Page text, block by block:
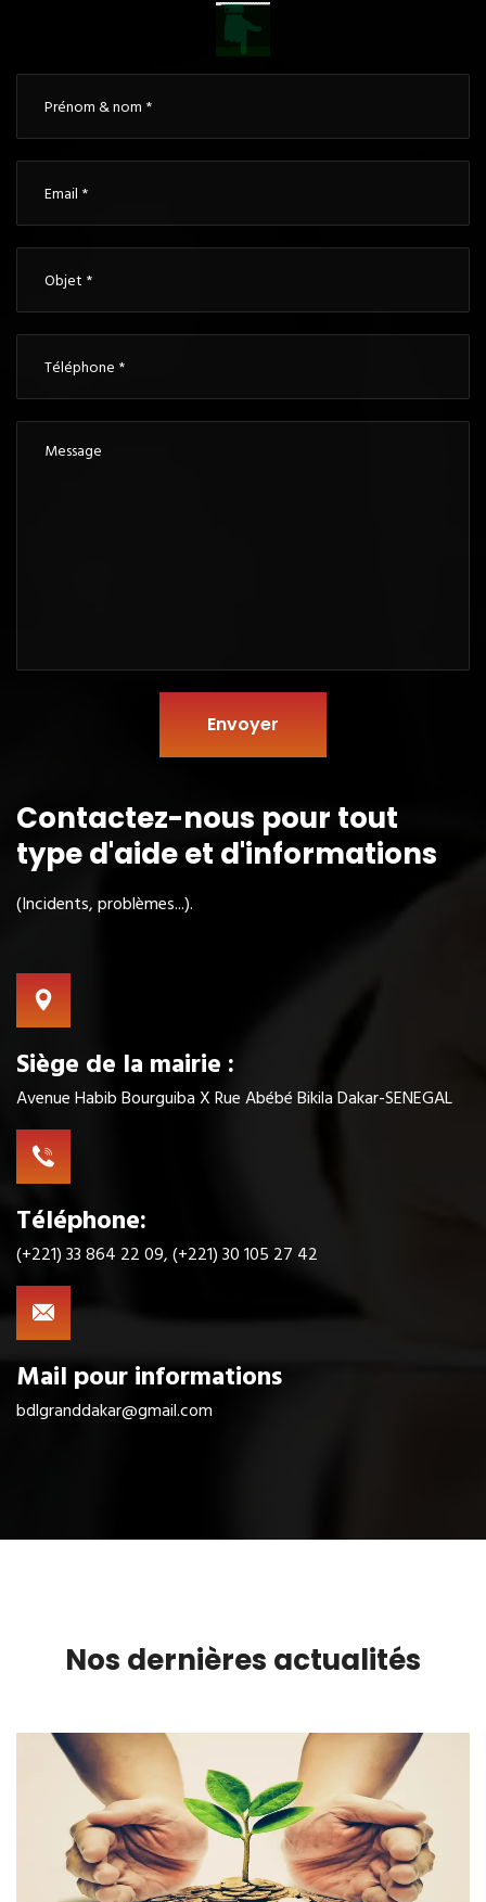
Envoyer
Contactez-nous pour tout
typed'aide et d'informations
(Incidents, problèmes...).
Siège de la mairie :
Avenue Habib Bourguiba X Rue Abébé Bikila Dakar-SENEGAL
Téléphone:
(+221) 33 864 22 09, (+221) 30 105 27 42
Mail pour informations
bdlgranddakar@gmail.com
Nos dernières actualités